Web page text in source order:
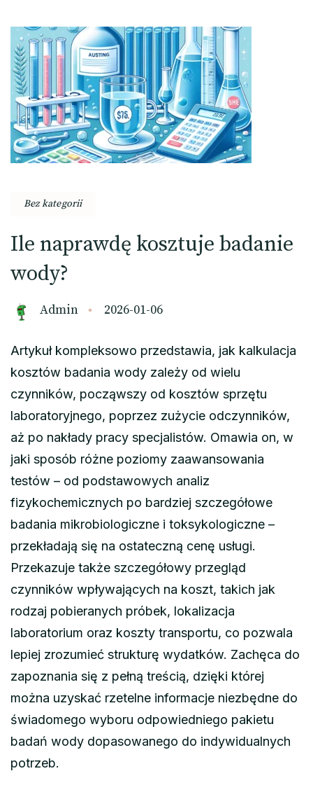
Bez kategorii
Ile naprawdę kosztuje badanie
wody?
Admin 2026-01-06
Artykuł kompleksowo przedstawia, jak kalkulacja
kosztów badania wody zależy od wielu
czynników, począwszy od kosztów sprzętu
laboratoryjnego, poprzez zużycie odczynników,
aż po nakłady pracy specjalistów. Omawia on, w
jaki sposób różne poziomy zaawansowania
testów – od podstawowych analiz
fizykochemicznych po bardziej szczegółowe
badania mikrobiologiczne i toksykologiczne –
przekładają się na ostateczną cenę usługi.
Przekazuje także szczegółowy przegląd
czynników wpływających na koszt, takich jak
rodzaj pobieranych próbek, lokalizacja
laboratorium oraz koszty transportu, co pozwala
lepiej zrozumieć strukturę wydatków. Zachęca do
zapoznania się z pełną treścią, dzięki której
można uzyskać rzetelne informacje niezbędne do
świadomego wyboru odpowiedniego pakietu
badań wody dopasowanego do indywidualnych
potrzeb.